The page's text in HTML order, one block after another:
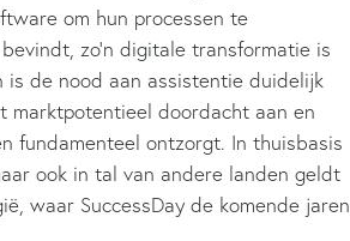
om hun processen te
zo’n digitale transformatie is
is de nood aan assistentie duidelijk
marktpotentieel doordacht aan en
fundamenteel ontzorgt. In thuisbasis
ook in tal van andere landen geldt
waar SuccessDay de komende jaren